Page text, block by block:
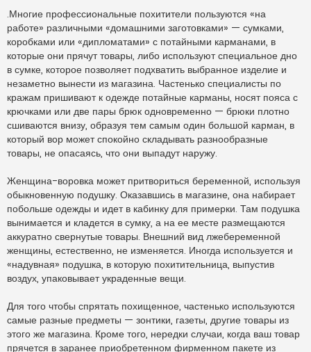
.Многие профессиональные похитители пользуются «на
работе» различными «домашними заготовками» — сумками,
коробками или «дипломатами» с потайными карманами, в
которые они прячут товары, либо используют специальное дно
в сумке, которое позволяет подхватить выбранное изделие и
незаметно вынести из магазина. Частенько специалисты по
кражам пришивают к одежде потайные карманы, носят пояса с
крючками или две пары брюк одновременно — брюки плотно
сшиваются внизу, образуя тем самым один большой карман, в
который вор может спокойно складывать разнообразные
товары, не опасаясь, что они выпадут наружу.
Женщина-воровка может притвориться беременной, используя
обыкновенную подушку. Оказавшись в магазине, она набирает
побольше одежды и идет в кабинку для примерки. Там подушка
вынимается и кладется в сумку, а на ее месте размещаются
аккуратно свернутые товары. Внешний вид лжебеременной
женщины, естественно, не изменяется. Иногда используется и
«надувная» подушка, в которую похитительница, выпустив
воздух, упаковывает украденные вещи.
Для того чтобы спрятать похищенное, частенько используются
самые разные предметы — зонтики, газеты, другие товары из
этого же магазина. Кроме того, нередки случаи, когда ваш товар
прячется в заранее приобретенном фирменном пакете из